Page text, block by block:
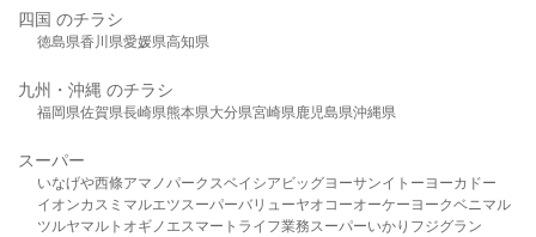
四国 のチラシ
徳島県香川県愛媛県高知県
九州・沖縄 のチラシ
福岡県佐賀県長崎県熊本県大分県宮崎県鹿児島県沖縄県
スーパー
いなげや西條アマノパークスベイシア ビッグヨーサンイトーヨーカドー
イオンカスミ マルエツスーパーバリューヤオコーオーケー ヨークベニマル
ツルヤマルト オギノ エスマート ライフ業務スーパーいかり フジグラン